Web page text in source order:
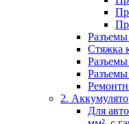
Стяжка
2.
Для